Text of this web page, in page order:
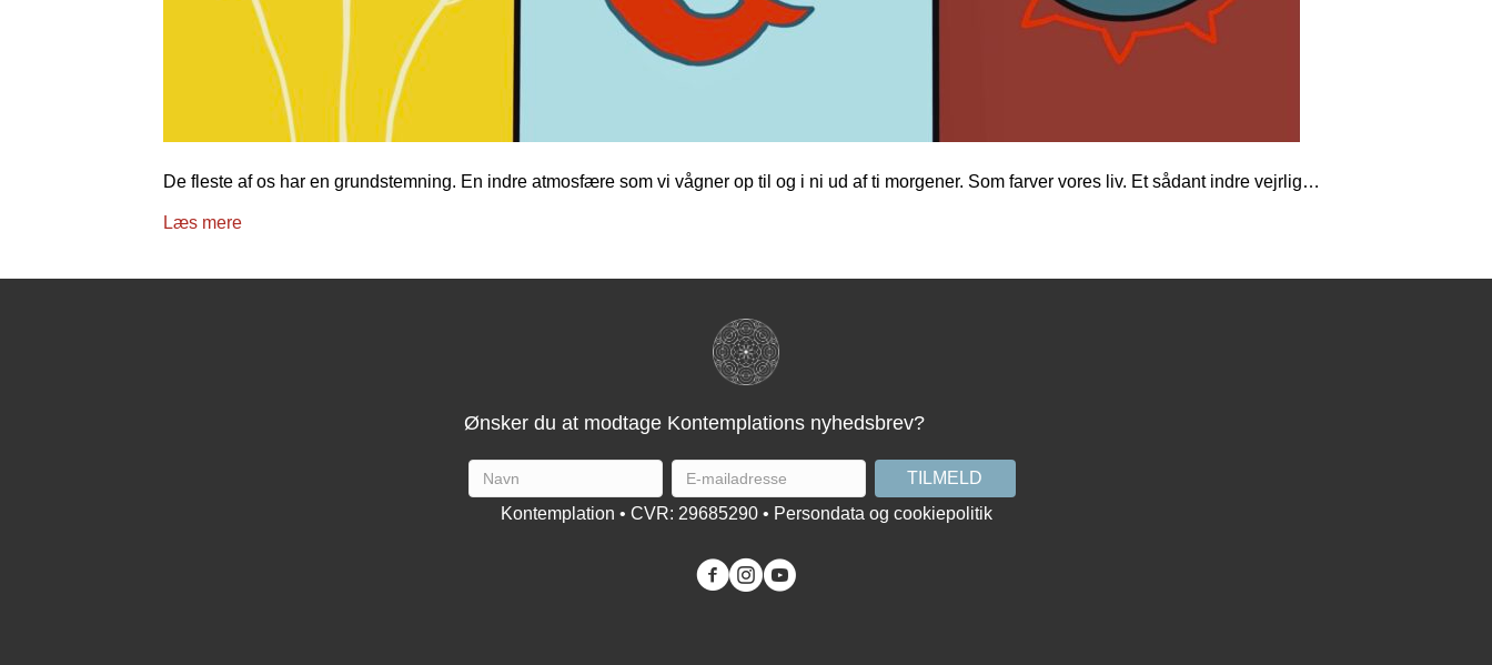
De fleste af os har en grundstemning. En indre atmosfære som vi vågner op til og i ni ud af ti morgener. Som farver vores liv. Et sådant indre vejrlig…
Læs mere
Ønsker du at modtage Kontemplations nyhedsbrev?
Kontemplation • CVR: 29685290 • Persondata og cookiepolitik
You tube